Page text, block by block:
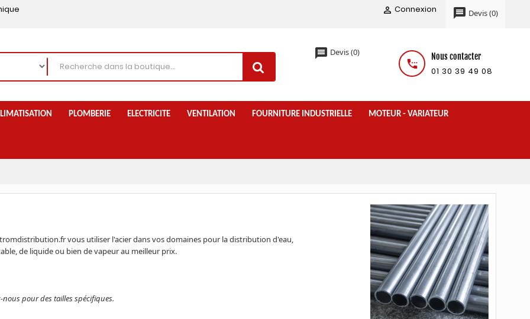
 Connexion message Devis(0)
settings_phone
Nous contacter
01 30 39 49 08
message Devis(0)
PLOMBERIE ELECTRICITE VENTILATION FOURNITURE INDUSTRIELLE MOTEUR - VARIATEUR
vous utiliser l'acier dans vos domaines pour la distribution d'eau,
de liquide ou bien de vapeur au meilleur prix.
nous pour des tailles spécifiques.